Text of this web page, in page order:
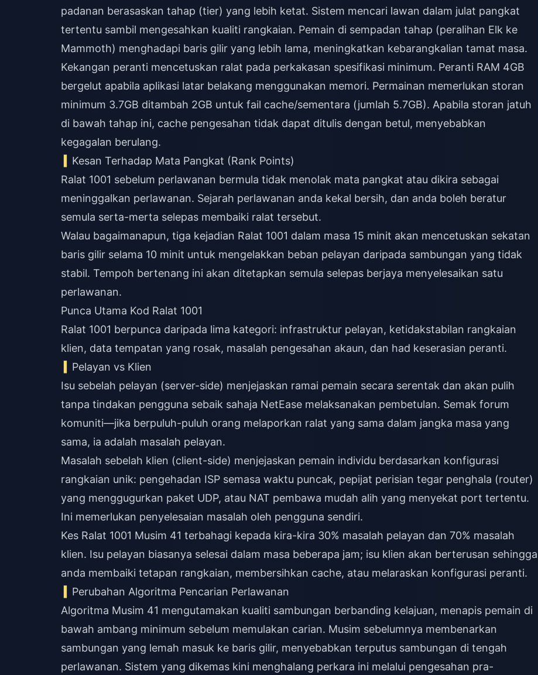
padanan berasaskan tahap (tier) yang lebih ketat. Sistem mencari lawan dalam julat pangkat
tertentu sambil mengesahkan kualiti rangkaian. Pemain di sempadan tahap (peralihan Elk ke
Mammoth) menghadapi baris gilir yang lebih lama, meningkatkan kebarangkalian tamat masa.
Kekangan peranti mencetuskan ralat pada perkakasan spesifikasi minimum. Peranti RAM 4GB
bergelut apabila aplikasi latar belakang menggunakan memori. Permainan memerlukan storan
minimum 3.7GB ditambah 2GB untuk fail cache/sementara (jumlah 5.7GB). Apabila storan jatuh
di bawah tahap ini, cache pengesahan tidak dapat ditulis dengan betul, menyebabkan
kegagalan berulang.
Kesan Terhadap Mata Pangkat (Rank Points)
Ralat 1001 sebelum perlawanan bermula tidak menolak mata pangkat atau dikira sebagai
meninggalkan perlawanan. Sejarah perlawanan anda kekal bersih, dan anda boleh beratur
semula serta-merta selepas membaiki ralat tersebut.
Walau bagaimanapun, tiga kejadian Ralat 1001 dalam masa 15 minit akan mencetuskan sekatan
baris gilir selama 10 minit untuk mengelakkan beban pelayan daripada sambungan yang tidak
stabil. Tempoh bertenang ini akan ditetapkan semula selepas berjaya menyelesaikan satu
perlawanan.
Punca Utama Kod Ralat 1001
Ralat 1001 berpunca daripada lima kategori: infrastruktur pelayan, ketidakstabilan rangkaian
klien, data tempatan yang rosak, masalah pengesahan akaun, dan had keserasian peranti.
Pelayan vs Klien
Isu sebelah pelayan (server-side) menjejaskan ramai pemain secara serentak dan akan pulih
tanpa tindakan pengguna sebaik sahaja NetEase melaksanakan pembetulan. Semak forum
komuniti—jika berpuluh-puluh orang melaporkan ralat yang sama dalam jangka masa yang
sama, ia adalah masalah pelayan.
Masalah sebelah klien (client-side) menjejaskan pemain individu berdasarkan konfigurasi
rangkaian unik: pengehadan ISP semasa waktu puncak, pepijat perisian tegar penghala (router)
yang menggugurkan paket UDP, atau NAT pembawa mudah alih yang menyekat port tertentu.
Ini memerlukan penyelesaian masalah oleh pengguna sendiri.
Kes Ralat 1001 Musim 41 terbahagi kepada kira-kira 30% masalah pelayan dan 70% masalah
klien. Isu pelayan biasanya selesai dalam masa beberapa jam; isu klien akan berterusan sehingga
anda membaiki tetapan rangkaian, membersihkan cache, atau melaraskan konfigurasi peranti.
Perubahan Algoritma Pencarian Perlawanan
Algoritma Musim 41 mengutamakan kualiti sambungan berbanding kelajuan, menapis pemain di
bawah ambang minimum sebelum memulakan carian. Musim sebelumnya membenarkan
sambungan yang lemah masuk ke baris gilir, menyebabkan terputus sambungan di tengah
perlawanan. Sistem yang dikemas kini menghalang perkara ini melalui pengesahan pra-